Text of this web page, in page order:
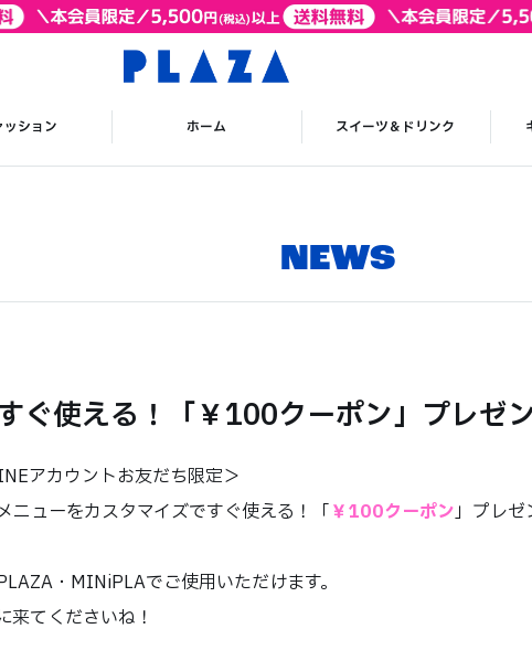
ッション ホーム スイーツ＆ドリンク
NEWS
ぐ使える！「￥100クーポン」プレゼ
アカウントお友だち限定＞
ニューをカスタマイズですぐ使える！「￥100クーポン」プレ
・MINiPLAでご使用いただけます。
来てくださいね！